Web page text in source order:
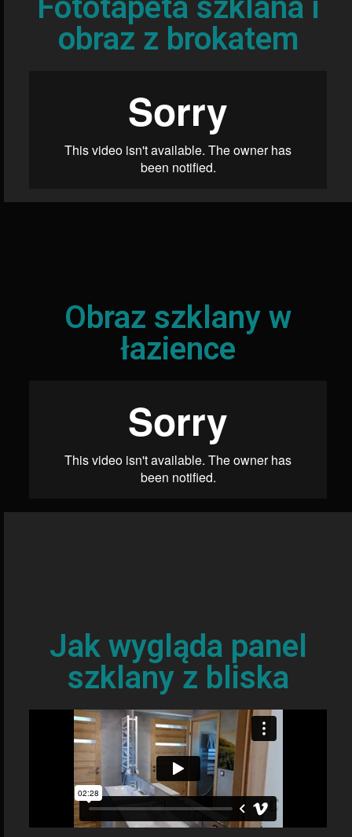
Fototapeta szklana i
obraz z brokatem
Obraz szklany w
łazience
Jak wygląda panel
szklany z bliska